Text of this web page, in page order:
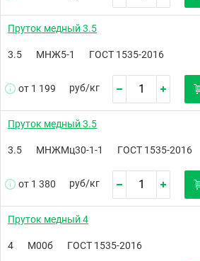
Пруток медный 3.5
3.5 МНЖ5-1 ГОСТ 1535-2016
от 1 199 руб/кг
Пруток медный 3.5
3.5 МНЖМц30-1-1 ГОСТ 1535-2016
от 1 380 руб/кг
Пруток медный 4
4 М00б ГОСТ 1535-2016